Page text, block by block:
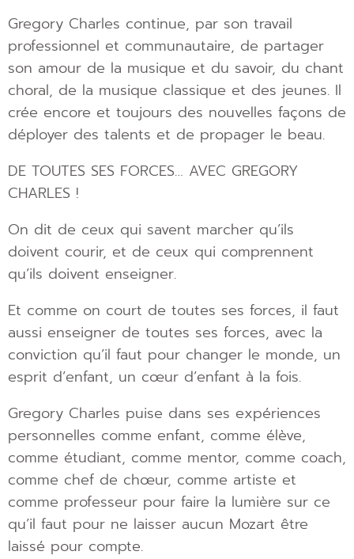
Gregory Charles continue, par son travail
professionnel et communautaire, de partager
son amour de la musique et du savoir, du chant
choral, de la musique classique et des jeunes. Il
crée encore et toujours des nouvelles façons de
déployer des talents et de propager le beau.
DE TOUTES SES FORCES… AVEC GREGORY
CHARLES !
On dit de ceux qui savent marcher qu’ils
doivent courir, et de ceux qui comprennent
qu’ils doivent enseigner.
Et comme on court de toutes ses forces, il faut
aussi enseigner de toutes ses forces, avec la
conviction qu’il faut pour changer le monde, un
esprit d’enfant, un cœur d’enfant à la fois.
Gregory Charles puise dans ses expériences
personnelles comme enfant, comme élève,
comme étudiant, comme mentor, comme coach,
comme chef de chœur, comme artiste et
comme professeur pour faire la lumière sur ce
qu’il faut pour ne laisser aucun Mozart être
laissé pour compte.